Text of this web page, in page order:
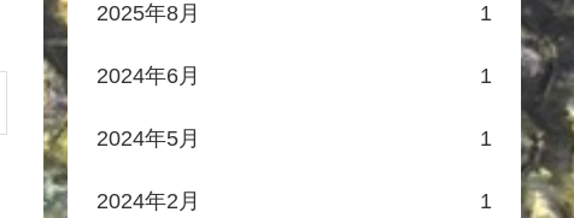
2025年8月 1
2024年6月 1
2024年5月 1
2024年2月 1